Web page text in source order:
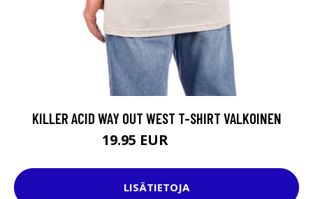
KILLER ACID WAY OUT WEST T-SHIRT VALKOINEN
19.95 EUR
LISÄTIETOJA